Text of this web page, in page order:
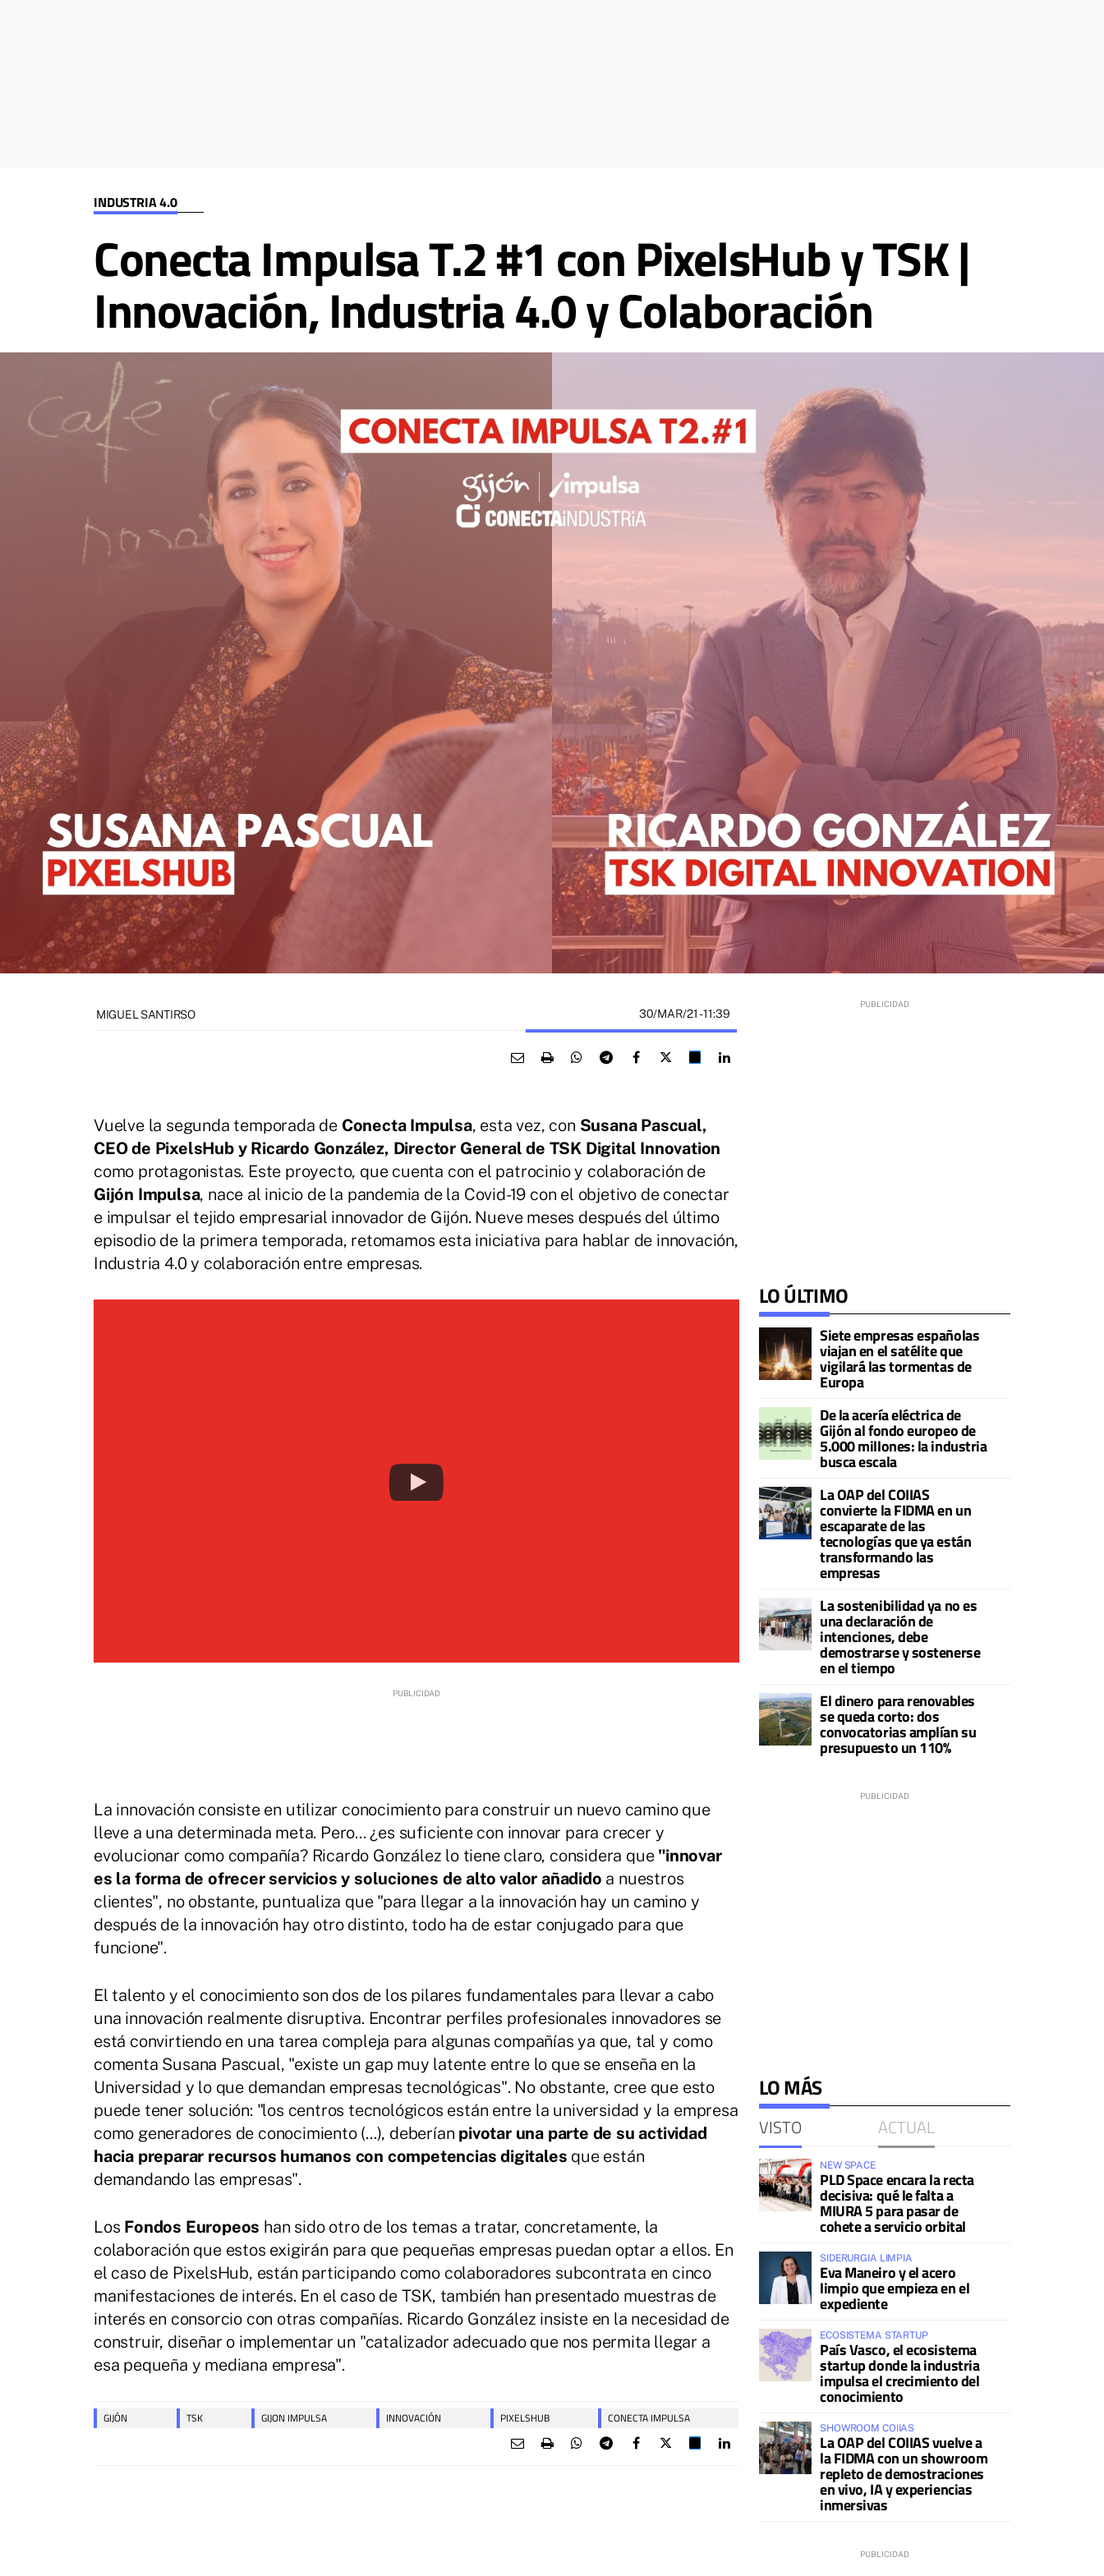
INDUSTRIA 4.0
Conecta Impulsa T.2 #1 con PixelsHub y TSK |
Innovación, Industria 4.0 y Colaboración
MIGUEL SANTIRSO 30/MAR/21- 11:39
Vuelve la segunda temporada de Conecta Impulsa, esta vez, con Susana Pascual,
CEO de PixelsHub y Ricardo González, Director General de TSK Digital Innovation
como protagonistas. Este proyecto, que cuenta con el patrocinio y colaboración de
Gijón Impulsa, nace al inicio de la pandemia de la Covid-19 con el objetivo de conectar
e impulsar el tejido empresarial innovador de Gijón. Nueve meses después del último
episodio de la primera temporada, retomamos esta iniciativa para hablar de innovación,
Industria 4.0 y colaboración entre empresas.
La innovación consiste en utilizar conocimiento para construir un nuevo camino que
lleve a una determinada meta. Pero... ¿es suficiente con innovar para crecer y
evolucionar como compañía? Ricardo González lo tiene claro, considera que "innovar
es la forma de ofrecer servicios y soluciones de alto valor añadido a nuestros
clientes", no obstante, puntualiza que "para llegar a la innovación hay un camino y
después de la innovación hay otro distinto, todo ha de estar conjugado para que
funcione".
El talento y el conocimiento son dos de los pilares fundamentales para llevar a cabo
una innovación realmente disruptiva. Encontrar perfiles profesionales innovadores se
está convirtiendo en una tarea compleja para algunas compañías ya que, tal y como
comenta Susana Pascual, "existe un gap muy latente entre lo que se enseña en la
Universidad y lo que demandan empresas tecnológicas". No obstante, cree que esto
puede tener solución: "los centros tecnológicos están entre la universidad y la empresa
como generadores de conocimiento (...), deberían pivotar una parte de su actividad
hacia preparar recursos humanos con competencias digitales que están
demandando las empresas".
Los Fondos Europeos han sido otro de los temas a tratar, concretamente, la
colaboración que estos exigirán para que pequeñas empresas puedan optar a ellos. En
el caso de PixelsHub, están participando como colaboradores subcontrata en cinco
manifestaciones de interés. En el caso de TSK, también han presentado muestras de
interés en consorcio con otras compañías. Ricardo González insiste en la necesidad de
construir, diseñar o implementar un "catalizador adecuado que nos permita llegar a
esa pequeña y mediana empresa".
GIJÓN TSK GIJON IMPULSA INNOVACIÓN PIXELSHUB CONECTA IMPULSA
LO ÚLTIMO
Siete empresas españolas
viajan en el satélite que
vigilará las tormentas de
Europa
De la acería eléctrica de
Gijón al fondo europeo de
5.000 millones: la industria
busca escala
La OAP del COIIAS
convierte la FIDMA en un
escaparate de las
tecnologías que ya están
transformando las
empresas
La sostenibilidad ya no es
una declaración de
intenciones, debe
demostrarse y sostenerse
en el tiempo
El dinero para renovables
se queda corto: dos
convocatorias amplían su
presupuesto un 110%
LO MÁS
VISTO ACTUAL
NEW SPACE
PLD Space encara la recta
decisiva: qué le falta a
MIURA 5 para pasar de
cohete a servicio orbital
SIDERURGIA LIMPIA
Eva Maneiro y el acero
limpio que empieza en el
expediente
ECOSISTEMA STARTUP
País Vasco, el ecosistema
startup donde la industria
impulsa el crecimiento del
conocimiento
SHOWROOM COIIAS
La OAP del COIIAS vuelve a
la FIDMA con un showroom
repleto de demostraciones
en vivo, IA y experiencias
inmersivas